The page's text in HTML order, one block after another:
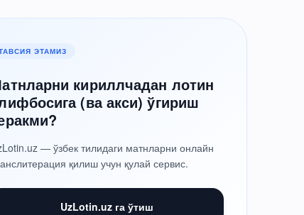
ЭТАМИЗ
кириллчадан лотин
(ва акси) ўгириш
— ўзбек тилидаги матнларни онлайн
қилиш учун қулай сервис.
UzLotin.uz га ўтиш